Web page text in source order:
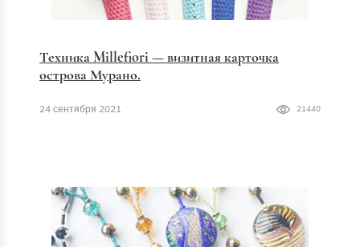
Техника Millefiori — визитная карточка
острова Мурано.
24 сентября 2021 21440